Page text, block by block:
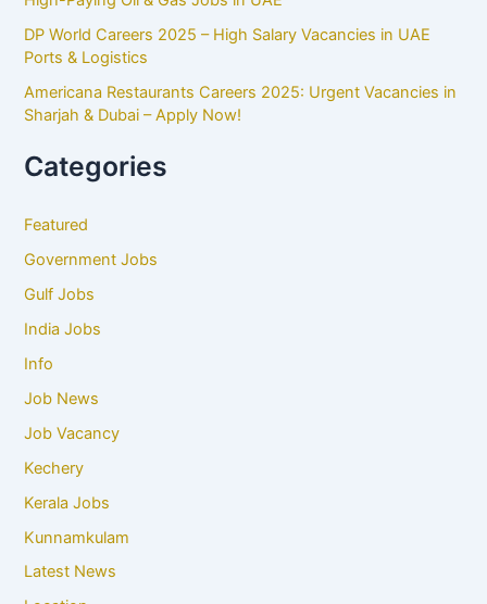
DP World Careers 2025 – High Salary Vacancies in UAE
Ports & Logistics
Americana Restaurants Careers 2025: Urgent Vacancies in
Sharjah & Dubai – Apply Now!
Categories
Featured
Government Jobs
Gulf Jobs
India Jobs
Info
Job News
Job Vacancy
Kechery
Kerala Jobs
Kunnamkulam
Latest News